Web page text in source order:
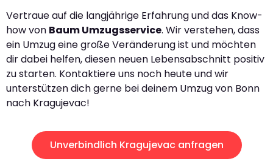
Vertraue auf die langjährige Erfahrung und das Know-
how von Baum Umzugsservice. Wir verstehen, dass
ein Umzug eine große Veränderung ist und möchten
dir dabei helfen, diesen neuen Lebensabschnitt positiv
zu starten. Kontaktiere uns noch heute und wir
unterstützen dich gerne bei deinem Umzug von Bonn
nach Kragujevac!
Unverbindlich Kragujevac anfragen